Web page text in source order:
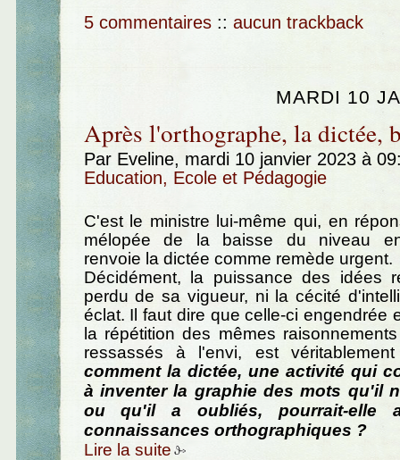
5 commentaires :: aucun trackback
MARDI 10
Après l'orthographe, la dictée,
Par Eveline, mardi 10 janvier 2023 à
Education, Ecole et Pédagogie
C'est le ministre lui-même qui, en
mélopée de la baisse du niveau
renvoie la dictée comme remède urgent.
Décidément, la puissance des idées
perdu de sa vigueur, ni la cécité
éclat. Il faut dire que celle-ci engendrée
la répétition des mêmes
ressassés à l'envi, est
comment la dictée, une activité qui
à inventer la graphie des mots qu'il
ou qu'il a oubliés, pourrait-elle
connaissances orthographiques ?
Lire la suite